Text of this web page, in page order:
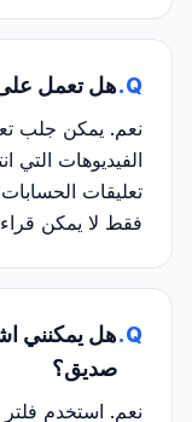
Q. هل تعمل على
نعم. يمكن جلب
تعليقات
فقط لا يمكن
Q. هل يمكنني
صديق؟
نعم. استخدم فلتر